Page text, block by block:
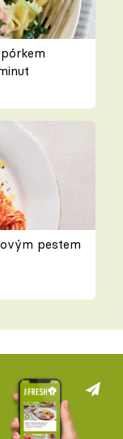
pestem